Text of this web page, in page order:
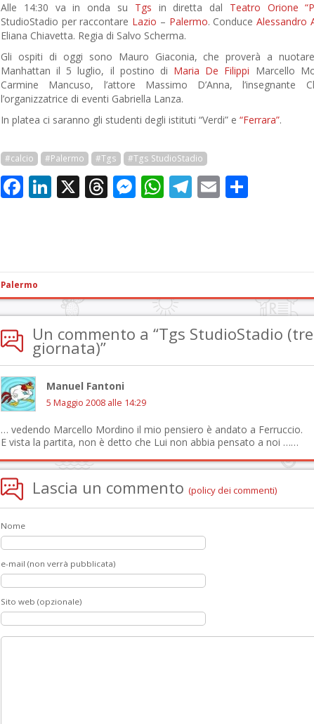
Alle 14:30 va in onda su Tgs in diretta dal Teatro Orione
StudioStadio per raccontare Lazio – Palermo. Conduce Alessandro
Eliana Chiavetta. Regia di Salvo Scherma.
Gli ospiti di oggi sono Mauro Giaconia, che proverà a
Manhattan il 5 luglio, il postino di Maria De Filippi Marcello
Carmine Mancuso, l’attore Massimo D’Anna, l’insegnante
l’organizzatrice di eventi Gabriella Lanza.
In platea ci saranno gli studenti degli istituti “Verdi” e “Ferrara”.
#calcio #Palermo #Tgs #Tgs StudioStadio
Facebook
LinkedIn
X Threads
Messenger
WhatsApp
Telegram
Email
Palermo
Un commento a “Tgs StudioStadio
giornata)”
Manuel Fantoni
5 Maggio 2008 alle 14:29
… vedendo Marcello Mordino il mio pensiero è andato a Ferruccio.
E vista la partita, non è detto che Lui non abbia pensato a noi ……
Lascia un commento (policy dei commenti)
Nome
e-mail (non verrà pubblicata)
Sito web (opzionale)